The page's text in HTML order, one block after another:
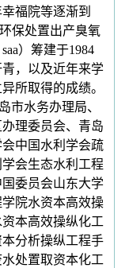
福院等逐渐到
保处置出产臭氧
）筹建于1984
，以及近年来学
所取得的成绩。
市水务办理局、
理委员会、青岛
中国水利学会疏
会生态水利工程
委员会山东大学
院水资本高效操
本高效操纵化工
分析操纵工程手
处置取资本化工